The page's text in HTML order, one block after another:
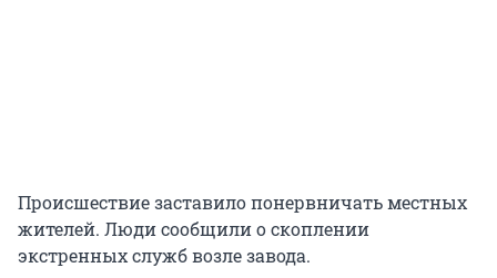
Происшествие заставило понервничать местных
жителей. Люди сообщили о скоплении
экстренных служб возле завода.